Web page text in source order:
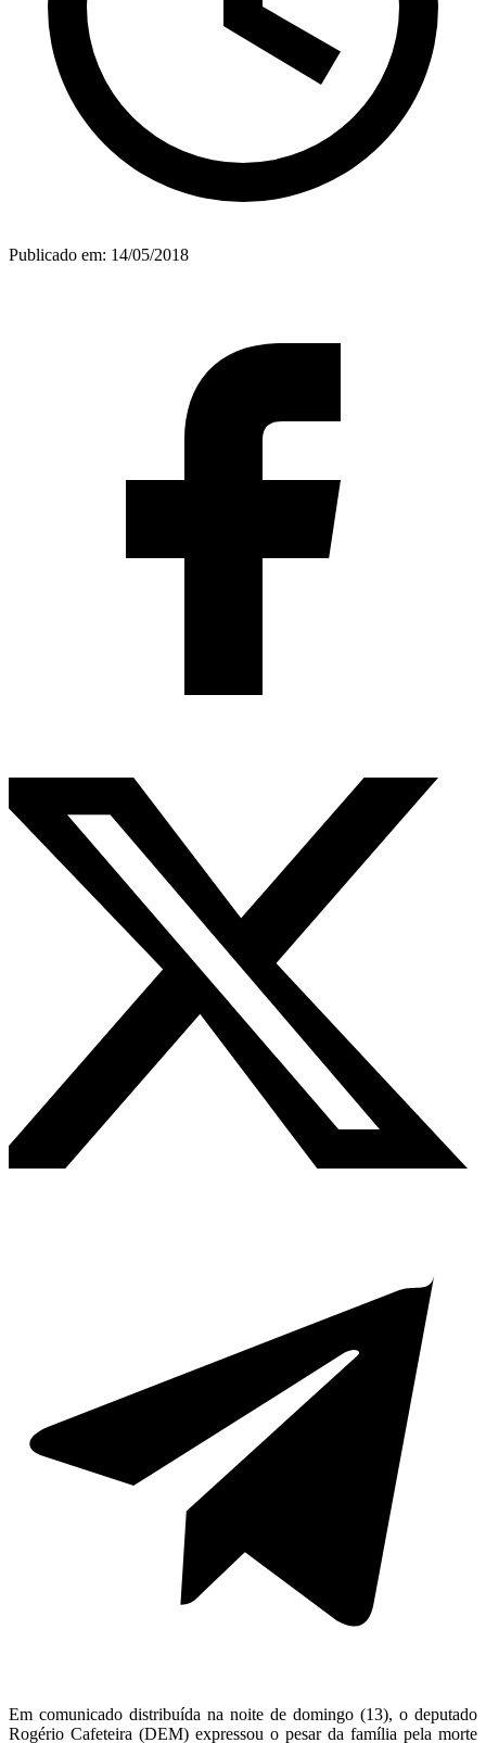
Publicado em: 14/05/2018
Em comunicado distribuída na noite de domingo (13), o deputado
Rogério Cafeteira (DEM) expressou o pesar da família pela morte